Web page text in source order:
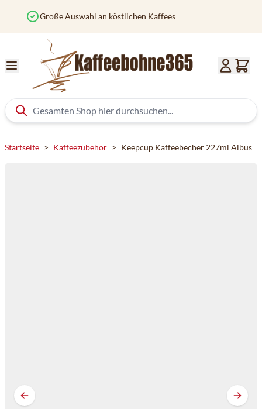
Vor 12 Uhr bestellt? Heute versendet
Startseite > Kaffeezubehör > Keepcup Kaffeebecher 227ml Albus